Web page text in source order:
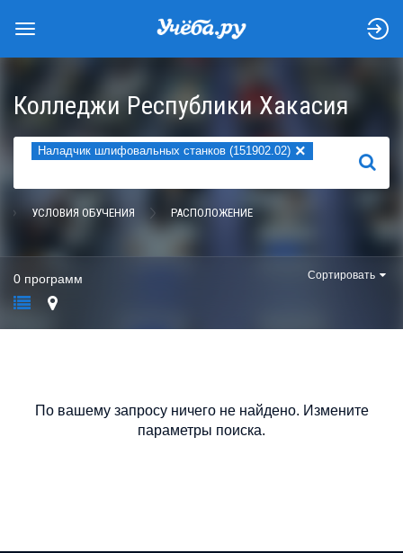
Колледжи Республики Хакасия
Наладчик шлифовальных станков (151902.02) ×
НАЙТИ
УСЛОВИЯ ОБУЧЕНИЯ РАСПОЛОЖЕНИЕ
0 программ Сортировать
По вашему запросу ничего не найдено. Измените
параметры поиска.